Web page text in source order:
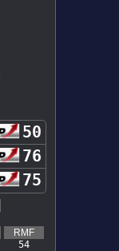
50
76
75
RMF
54